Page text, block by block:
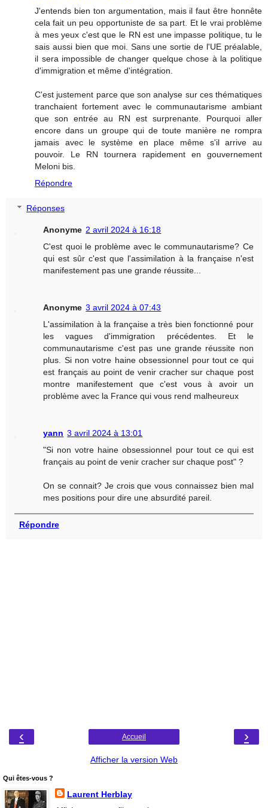
J'entends bien ton argumentation, mais il faut être honnête
cela fait un peu opportuniste de sa part. Et le vrai problème
à mes yeux c'est que le RN est une impasse politique, tu le
sais aussi bien que moi. Sans une sortie de l'UE préalable,
il sera impossible de changer quelque chose à la politique
d'immigration et même d'intégration.
C'est justement parce que son analyse sur ces thématiques
tranchaient fortement avec le communautarisme ambiant
que son entrée au RN est surprenante. Pourquoi aller
encore dans un groupe qui de toute manière ne rompra
jamais avec le système en place même s'il arrive au
pouvoir. Le RN tournera rapidement en gouvernement
Meloni bis.
Répondre
Réponses
Anonyme 2 avril 2024 à 16:18
C'est quoi le problème avec le communautarisme? Ce
qui est sûr c'est que l'assimilation à la française n'est
manifestement pas une grande réussite...
Anonyme 3 avril 2024 à 07:43
L'assimilation à la française a très bien fonctionné pour
les vagues d'immigration précédentes. Et le
communautarisme c'est pas une grande réussite non
plus. Si non votre haine obsessionnel pour tout ce qui
est français au point de venir cracher sur chaque post
montre manifestement que c'est vous à avoir un
problème avec la France qui vous rend malheureux
yann 3 avril 2024 à 13:01
"Si non votre haine obsessionnel pour tout ce qui est
français au point de venir cracher sur chaque post" ?
On se connait? Je crois que vous connaissez bien mal
mes positions pour dire une absurdité pareil.
Répondre
‹ ›
Accueil
Afficher la version Web
Qui êtes-vous ?
Laurent Herblay